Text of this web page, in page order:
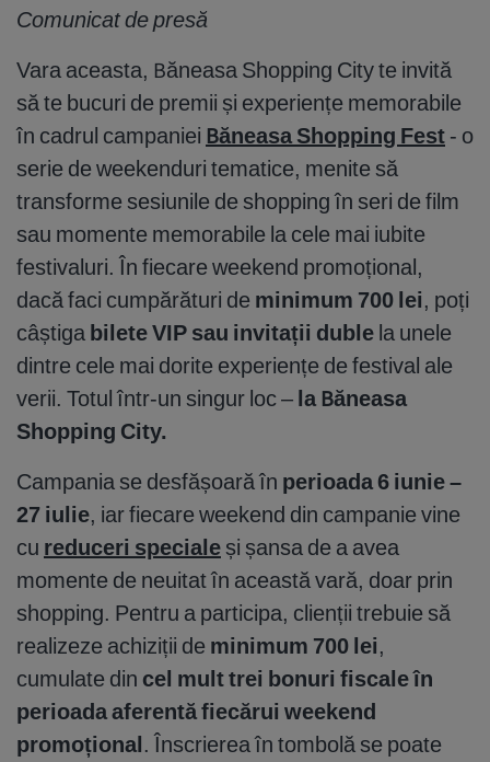
Comunicat de presă
Vara aceasta, Băneasa Shopping City te invită
să te bucuri de premii și experiențe memorabile
în cadrul campaniei Băneasa Shopping Fest - o
serie de weekenduri tematice, menite să
transforme sesiunile de shopping în seri de film
sau momente memorabile la cele mai iubite
festivaluri. În fiecare weekend promoțional,
dacă faci cumpărături de minimum 700 lei, poți
câștiga bilete VIP sau invitații duble la unele
dintre cele mai dorite experiențe de festival ale
verii. Totul într-un singur loc – la Băneasa
Shopping City.
Campania se desfășoară în perioada 6 iunie –
27 iulie, iar fiecare weekend din campanie vine
cu reduceri speciale și șansa de a avea
momente de neuitat în această vară, doar prin
shopping. Pentru a participa, clienții trebuie să
realizeze achiziții de minimum 700 lei,
cumulate din cel mult trei bonuri fiscaleîn
perioada aferentă fiecărui weekend
promoțional. Înscrierea în tombolă se poate